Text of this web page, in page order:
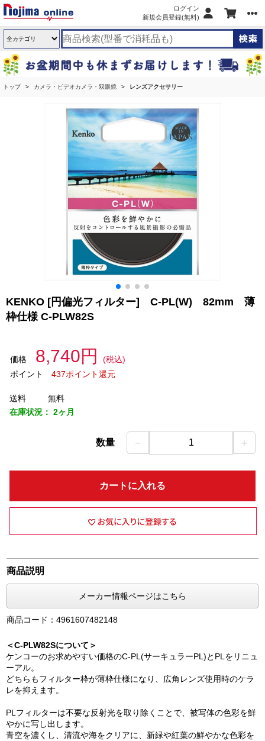
ログイン
新規会員登録(無料)
トップ カメラ・ビデオカメラ・双眼鏡 レンズアクセサリー
KENKO [円偏光フィルター] C-PL(W) 82mm 薄
枠仕様 C-PLW82S
価格 8,740円
(税込)
ポイント
437ポイント還元
送料
無料
在庫状況： 2ヶ月
数量 － 1 ＋
カートに入れる
商品説明
メーカー情報ページはこちら
商品コード：4961607482148
＜C-PLW82Sについて＞
ケンコーのお求めやすい価格のC-PL(サーキュラーPL)とPLをリニュ
ーアル。
どちらもフィルター枠が薄枠仕様になり、広角レンズ使用時のケラ
レを抑えます。
PLフィルターは不要な反射光を取り除くことで、被写体の色彩を鮮
やかに写し出します。
青空を濃くし、清流や海をクリアに、新緑や紅葉の鮮やかな色彩を